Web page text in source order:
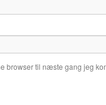
browser til næste gang jeg